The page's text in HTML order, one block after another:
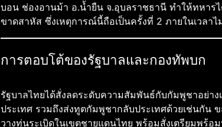
บอน ช่องอานม้า อ.น้ำยืน จ.อุบลราชธานี ทำให้ทหาร
ขาดสาหัส ซึ่งเหตุการณ์นี้ถือเป็นครั้งที่ 2 ภายในเวลา
การตอบโต้ของรัฐบาลและกองทัพบก
รัฐบาลไทยได้สั่งลดระดับความสัมพันธ์กับกัมพูชาอย่า
ประเทศ รวมถึงส่งทูตกัมพูชากลับประเทศด้วยเช่นกั
วางทุ่นระเบิดในเขตชายแดนไทย พร้อมสั่งเตรียมพร้อ